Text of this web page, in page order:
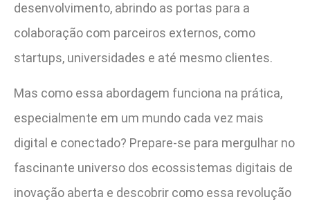
desenvolvimento, abrindo as portas para a
colaboração com parceiros externos, como
startups, universidades e até mesmo clientes.
Mas como essa abordagem funciona na prática,
especialmente em um mundo cada vez mais
digital e conectado? Prepare-se para mergulhar no
fascinante universo dos ecossistemas digitais de
inovação aberta e descobrir como essa revolução